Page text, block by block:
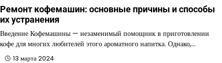
Ремонт кофемашин: основные причины и способы
их устранения
Введение Кофемашины — незаменимый помощник в приготовлении
кофе для многих любителей этого ароматного напитка. Однако,…
13 марта 2024